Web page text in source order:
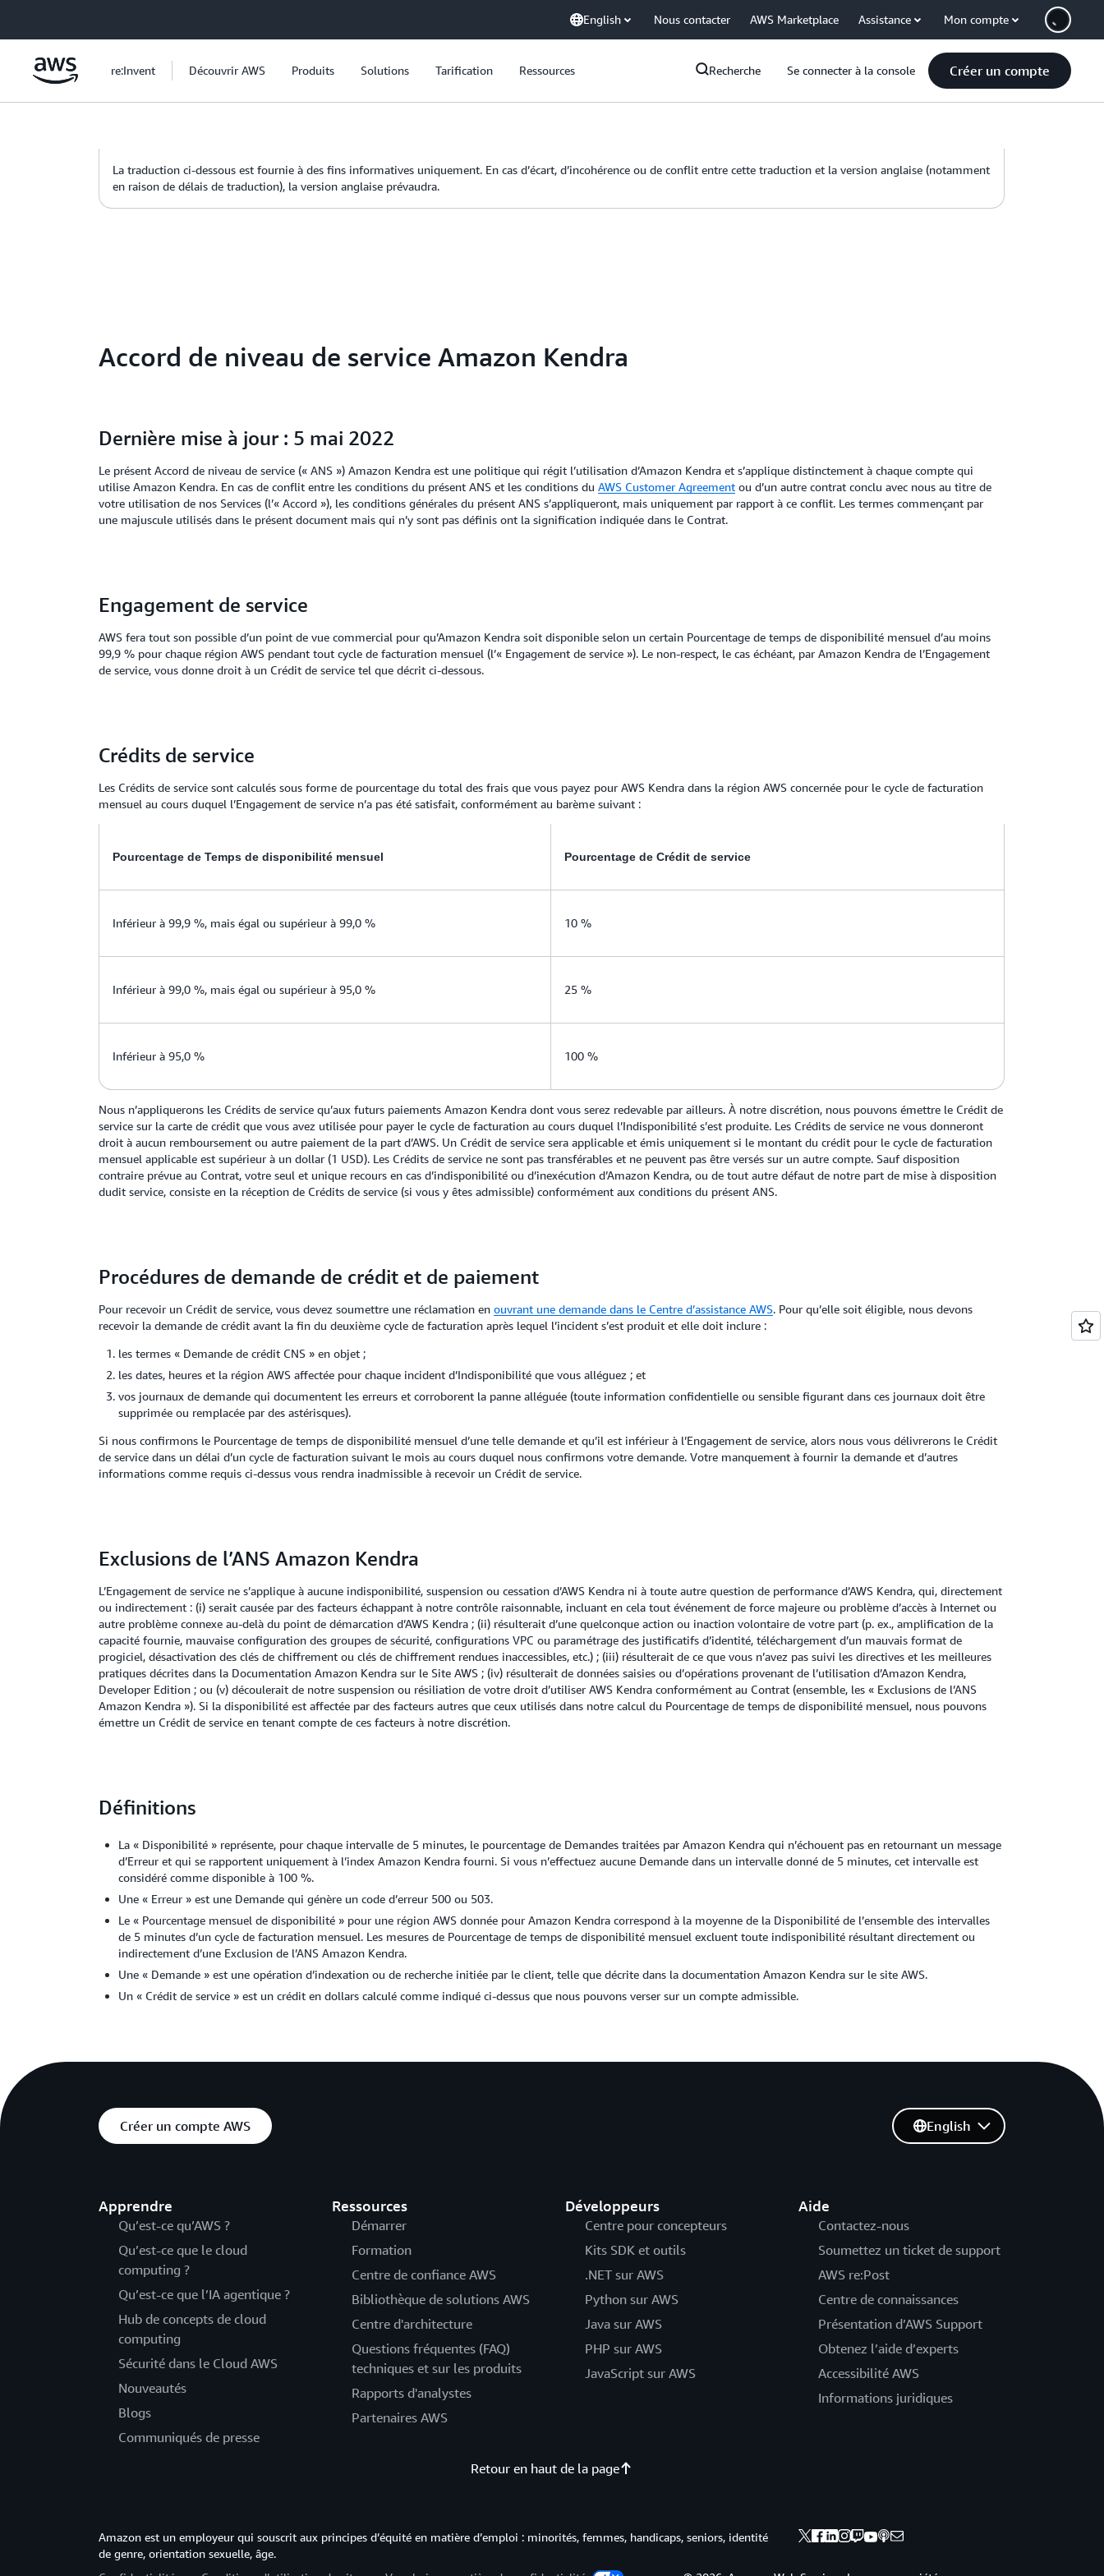
English Nous contacter AWS Marketplace Assistance Mon compte
re:Invent Découvrir AWS Produits Solutions Tarification Ressources Recherche Se connecter à la console Créer un compte
La traduction ci-dessous est fournie à des fins informatives uniquement. En cas d’écart, d’incohérence ou de conflit entre cette traduction et la version anglaise (notamment
en raison de délais de traduction), la version anglaise prévaudra.
Accord de niveau de service Amazon Kendra
Dernière mise à jour : 5 mai 2022
Le présent Accord de niveau de service (« ANS ») Amazon Kendra est une politique qui régit l’utilisation d’Amazon Kendra et s’applique distinctement à chaque compte qui
utilise Amazon Kendra. En cas de conflit entre les conditions du présent ANS et les conditions du AWS Customer Agreement ou d’un autre contrat conclu avec nous au titre de
votre utilisation de nos Services (l’« Accord »), les conditions générales du présent ANS s’appliqueront, mais uniquement par rapport à ce conflit. Les termes commençant par
une majuscule utilisés dans le présent document mais qui n’y sont pas définis ont la signification indiquée dans le Contrat.
Engagement de service
AWS fera tout son possible d’un point de vue commercial pour qu’Amazon Kendra soit disponible selon un certain Pourcentage de temps de disponibilité mensuel d’au moins
99,9 % pour chaque région AWS pendant tout cycle de facturation mensuel (l’« Engagement de service »). Le non-respect, le cas échéant, par Amazon Kendra de l’Engagement
de service, vous donne droit à un Crédit de service tel que décrit ci-dessous.
Crédits de service
Les Crédits de service sont calculés sous forme de pourcentage du total des frais que vous payez pour AWS Kendra dans la région AWS concernée pour le cycle de facturation
mensuel au cours duquel l’Engagement de service n’a pas été satisfait, conformément au barème suivant :
Pourcentage de Temps de disponibilité mensuel Pourcentage de Crédit de service
Inférieur à 99,9 %, mais égal ou supérieur à 99,0 % 10 %
Inférieur à 99,0 %, mais égal ou supérieur à 95,0 % 25 %
Inférieur à 95,0 % 100 %
Nous n’appliquerons les Crédits de service qu’aux futurs paiements Amazon Kendra dont vous serez redevable par ailleurs. À notre discrétion, nous pouvons émettre le Crédit de
service sur la carte de crédit que vous avez utilisée pour payer le cycle de facturation au cours duquel l’Indisponibilité s’est produite. Les Crédits de service ne vous donneront
droit à aucun remboursement ou autre paiement de la part d’AWS. Un Crédit de service sera applicable et émis uniquement si le montant du crédit pour le cycle de facturation
mensuel applicable est supérieur à un dollar (1 USD). Les Crédits de service ne sont pas transférables et ne peuvent pas être versés sur un autre compte. Sauf disposition
contraire prévue au Contrat, votre seul et unique recours en cas d’indisponibilité ou d’inexécution d’Amazon Kendra, ou de tout autre défaut de notre part de mise à disposition
dudit service, consiste en la réception de Crédits de service (si vous y êtes admissible) conformément aux conditions du présent ANS.
Procédures de demande de crédit et de paiement
Pour recevoir un Crédit de service, vous devez soumettre une réclamation en ouvrant une demande dans le Centre d’assistance AWS. Pour qu’elle soit éligible, nous devons
recevoir la demande de crédit avant la fin du deuxième cycle de facturation après lequel l’incident s’est produit et elle doit inclure :
les termes « Demande de crédit CNS » en objet ;
les dates, heures et la région AWS affectée pour chaque incident d’Indisponibilité que vous alléguez ; et
vos journaux de demande qui documentent les erreurs et corroborent la panne alléguée (toute information confidentielle ou sensible figurant dans ces journaux doit être
supprimée ou remplacée par des astérisques).
Si nous confirmons le Pourcentage de temps de disponibilité mensuel d’une telle demande et qu’il est inférieur à l’Engagement de service, alors nous vous délivrerons le Crédit
de service dans un délai d’un cycle de facturation suivant le mois au cours duquel nous confirmons votre demande. Votre manquement à fournir la demande et d’autres
informations comme requis ci-dessus vous rendra inadmissible à recevoir un Crédit de service.
Exclusions de l’ANS Amazon Kendra
L’Engagement de service ne s’applique à aucune indisponibilité, suspension ou cessation d’AWS Kendra ni à toute autre question de performance d’AWS Kendra, qui, directement
ou indirectement : (i) serait causée par des facteurs échappant à notre contrôle raisonnable, incluant en cela tout événement de force majeure ou problème d’accès à Internet ou
autre problème connexe au-delà du point de démarcation d’AWS Kendra ; (ii) résulterait d’une quelconque action ou inaction volontaire de votre part (p. ex., amplification de la
capacité fournie, mauvaise configuration des groupes de sécurité, configurations VPC ou paramétrage des justificatifs d’identité, téléchargement d’un mauvais format de
progiciel, désactivation des clés de chiffrement ou clés de chiffrement rendues inaccessibles, etc.) ; (iii) résulterait de ce que vous n’avez pas suivi les directives et les meilleures
pratiques décrites dans la Documentation Amazon Kendra sur le Site AWS ; (iv) résulterait de données saisies ou d’opérations provenant de l’utilisation d’Amazon Kendra,
Developer Edition ; ou (v) découlerait de notre suspension ou résiliation de votre droit d’utiliser AWS Kendra conformément au Contrat (ensemble, les « Exclusions de l’ANS
Amazon Kendra »). Si la disponibilité est affectée par des facteurs autres que ceux utilisés dans notre calcul du Pourcentage de temps de disponibilité mensuel, nous pouvons
émettre un Crédit de service en tenant compte de ces facteurs à notre discrétion.
Définitions
La « Disponibilité » représente, pour chaque intervalle de 5 minutes, le pourcentage de Demandes traitées par Amazon Kendra qui n’échouent pas en retournant un message
d’Erreur et qui se rapportent uniquement à l’index Amazon Kendra fourni. Si vous n’effectuez aucune Demande dans un intervalle donné de 5 minutes, cet intervalle est
considéré comme disponible à 100 %.
Une « Erreur » est une Demande qui génère un code d’erreur 500 ou 503.
Le « Pourcentage mensuel de disponibilité » pour une région AWS donnée pour Amazon Kendra correspond à la moyenne de la Disponibilité de l’ensemble des intervalles
de 5 minutes d’un cycle de facturation mensuel. Les mesures de Pourcentage de temps de disponibilité mensuel excluent toute indisponibilité résultant directement ou
indirectement d’une Exclusion de l’ANS Amazon Kendra.
Une « Demande » est une opération d’indexation ou de recherche initiée par le client, telle que décrite dans la documentation Amazon Kendra sur le site AWS.
Un « Crédit de service » est un crédit en dollars calculé comme indiqué ci-dessus que nous pouvons verser sur un compte admissible.
Créer un compte AWS
Apprendre
Qu’est-ce qu’AWS ?
Qu’est-ce que le cloud
computing ?
Qu’est-ce que l’IA agentique ?
Hub de concepts de cloud
computing
Sécurité dans le Cloud AWS
Nouveautés
Blogs
Communiqués de presse
Ressources
Démarrer
Formation
Centre de confiance AWS
Bibliothèque de solutions AWS
Centre d'architecture
Questions fréquentes (FAQ)
techniques et sur les produits
Rapports d'analystes
Partenaires AWS
Développeurs
Centre pour concepteurs
Kits SDK et outils
.NET sur AWS
Python sur AWS
Java sur AWS
PHP sur AWS
JavaScript sur AWS
Aide
Contactez-nous
Soumettez un ticket de support
AWS re:Post
Centre de connaissances
Présentation d’AWS Support
Obtenez l’aide d’experts
Accessibilité AWS
Informations juridiques
English
Retour en haut de la page
Amazon est un employeur qui souscrit aux principes d’équité en matière d’emploi : minorités, femmes, handicaps, seniors, identité
de genre, orientation sexuelle, âge.